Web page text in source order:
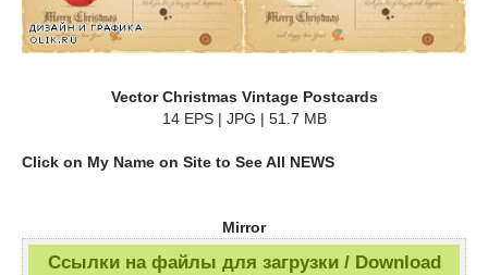
Vector Christmas Vintage Postcards
14 EPS | JPG | 51.7 MB
Click on My Name on Site to See All NEWS
Mirror
Ссылки на файлы для загрузки / Download